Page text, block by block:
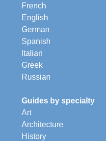
French
English
German
Spanish
Italian
Greek
Russian
Guides by specialty
Art
Architecture
History